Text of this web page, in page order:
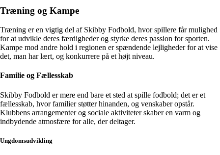
Træning og Kampe
Træning er en vigtig del af Skibby Fodbold, hvor spillere får mulighed
for at udvikle deres færdigheder og styrke deres passion for sporten.
Kampe mod andre hold i regionen er spændende lejligheder for at vise
det, man har lært, og konkurrere på et højt niveau.
Familie og Fællesskab
Skibby Fodbold er mere end bare et sted at spille fodbold; det er et
fællesskab, hvor familier støtter hinanden, og venskaber opstår.
Klubbens arrangementer og sociale aktiviteter skaber en varm og
indbydende atmosfære for alle, der deltager.
Ungdomsudvikling